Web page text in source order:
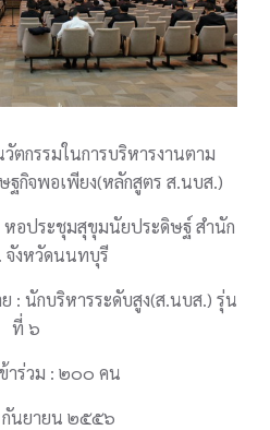
ตกรรมในการบริหารงานตาม
กิจพอเพียง(หลักสูตร ส.นบส.)
หอประชุมสุขุมนัยประดิษฐ์ สำนัก
จังหวัดนนทบุรี
: นักบริหารระดับสูง(ส.นบส.) รุ่น
ที่ ๖
าร่วม : ๒๐๐ คน
นยายน ๒๕๕๖